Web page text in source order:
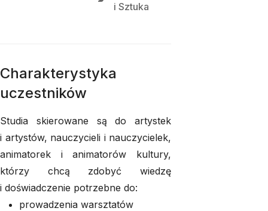
i Sztuka
Charakterystyka
uczestników
Studia skierowane są do artystek
i artystów, nauczycieli i nauczycielek,
animatorek i animatorów kultury,
którzy chcą zdobyć wiedzę
i doświadczenie potrzebne do:
prowadzenia warsztatów